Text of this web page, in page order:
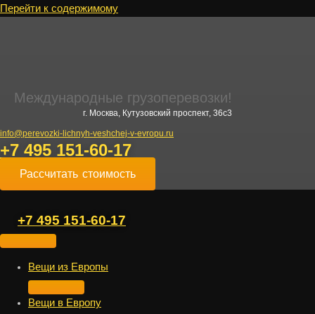
Перейти к содержимому
Международные грузоперевозки!
г. Москва, Кутузовский проспект, 36с3
info@perevozki-lichnyh-veshchej-v-evropu.ru
+7 495 151-60-17
Рассчитать стоимость
+7 495 151-60-17
Вещи из Европы
Вещи в Европу